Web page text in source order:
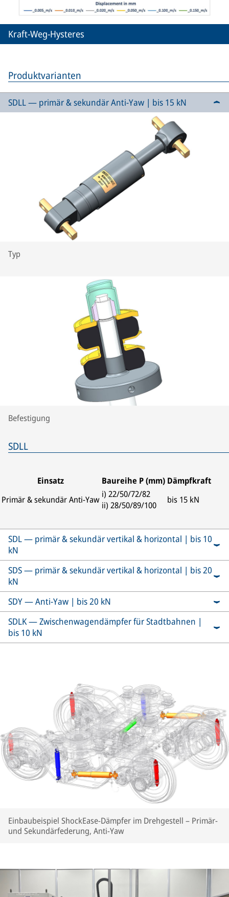
Kraft-Weg-Hysteres
Produktvarianten
SDLL — primär & sekundär Anti-Yaw | bis 15 kN
Typ
Befestigung
SDLL
Einsatz Baureihe P (mm) Dämpfkraft
Primär & sekundär Anti-Yaw i) 22/50/72/82
ii) 28/50/89/100
bis 15 kN
SDL — primär & sekundär vertikal & horizontal | bis 10
kN
SDS — primär & sekundär vertikal & horizontal | bis 20
kN
SDY — Anti-Yaw | bis 20 kN
SDLK — Zwischenwagendämpfer für Stadtbahnen |
bis 10 kN
Einbaubeispiel ShockEase-Dämpfer im Drehgestell – Primär-
und Sekundärfederung, Anti-Yaw